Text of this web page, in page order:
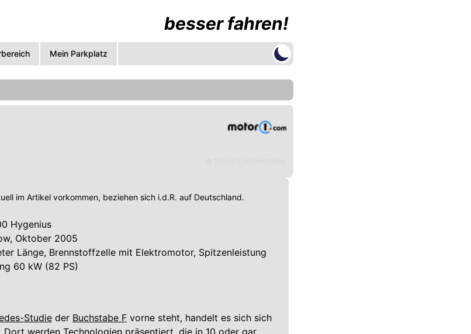
besser fahren!
Mein Parkplatz
im Artikel vorkommen, beziehen sich i.d.R. auf Deutschland.
Hygenius
Oktober 2005
Länge, Brennstoffzelle mit Elektromotor, Spitzenleistung
60 kW (82 PS)
Studie der Buchstabe F vorne steht, handelt es sich sich
Dort werden Technologien präsentiert, die in 10 oder gar